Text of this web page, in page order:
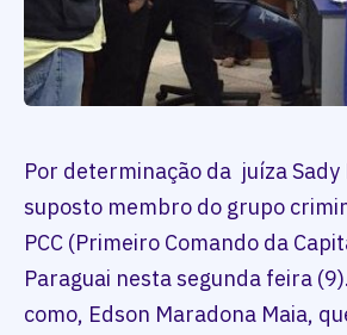
Por determinação da juíza Sady
suposto membro do grupo
PCC (Primeiro Comando da
Paraguai nesta segunda feira
como, Edson Maradona Maia,